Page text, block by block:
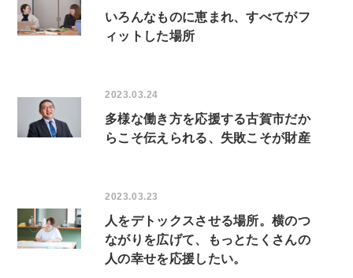
いろんなものに恵まれ、すべてがフ
ィットした場所
2023.03.24
多様な働き方を応援する古賀市だか
らこそ伝えられる、失敗こそが財産
2023.03.23
人をデトックスさせる場所。横のつ
ながりを広げて、もっとたくさんの
人の幸せを応援したい。